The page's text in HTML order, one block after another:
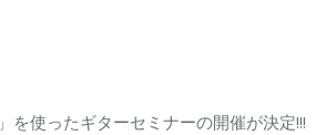
使ったギターセミナーの開催が決定!!!